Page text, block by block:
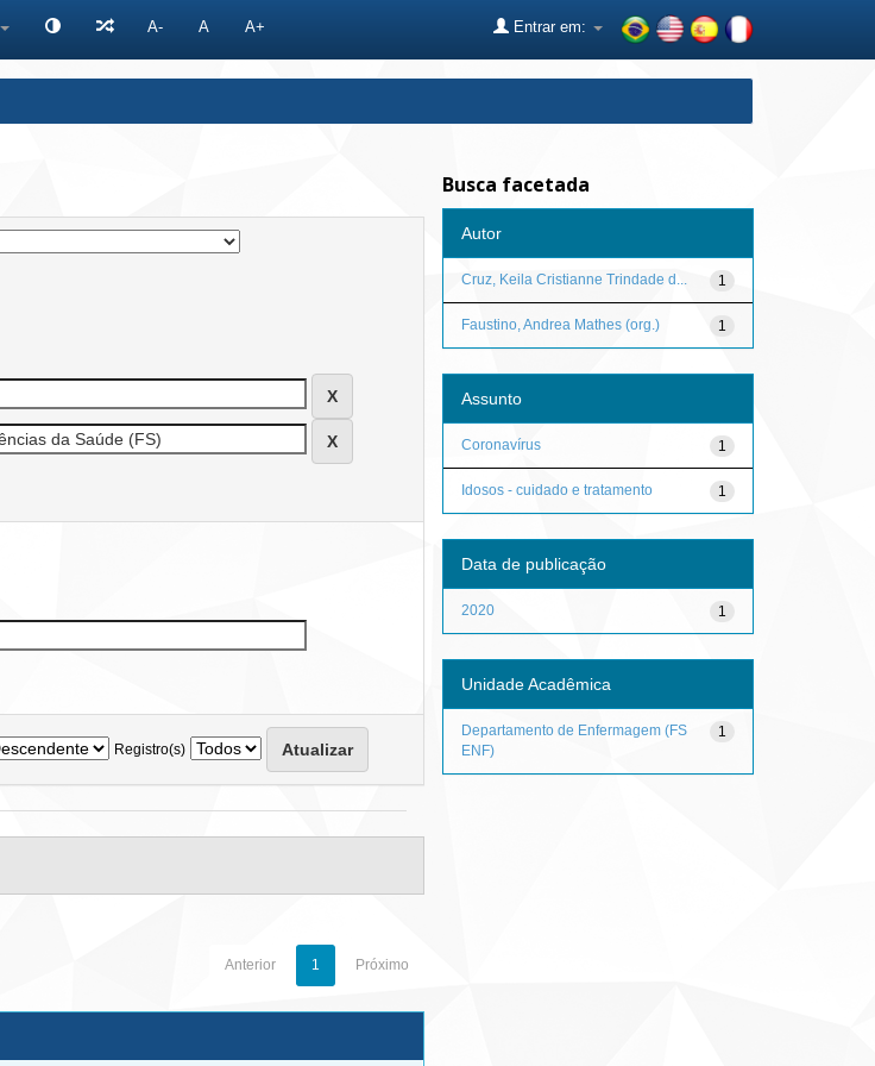
A- A A+ Entrar em:
Registro(s)
Anterior 1 Próximo
Busca facetada
Autor
1
Cruz, Keila Cristianne Trindade d...
1
Faustino, Andrea Mathes (org.)
Assunto
1
Coronavírus
1
Idosos - cuidado e tratamento
Data de publicação
1
2020
Unidade Acadêmica
1
Departamento de Enfermagem (FS
ENF)